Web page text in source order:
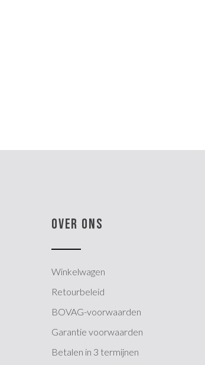
OVER ONS
Winkelwagen
Retourbeleid
BOVAG-voorwaarden
Garantie voorwaarden
Betalen in 3 termijnen